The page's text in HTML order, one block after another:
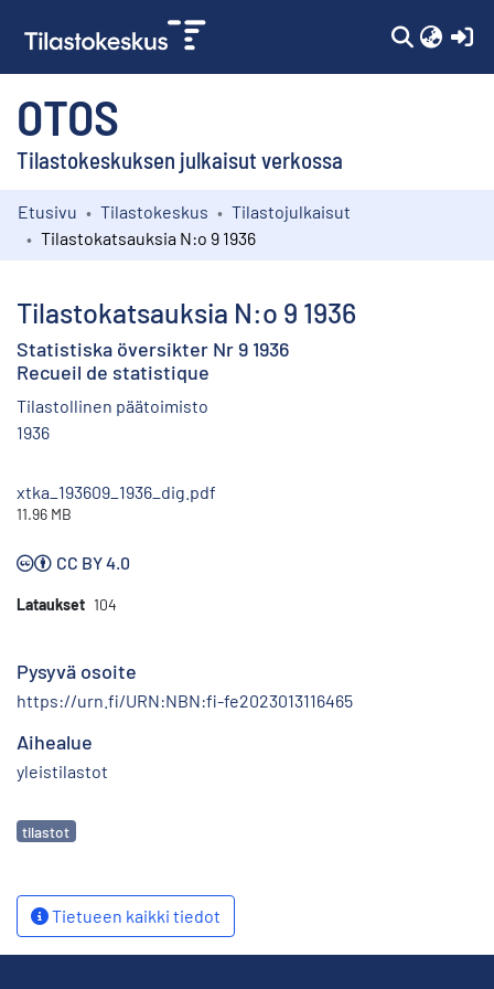
OTOS
Tilastokeskuksen julkaisut verkossa
Kokoelmat
Etusivu Tilastokeskus
Tilastojulkaisut
Tilastokatsauksia N:o 9 1936
Tilastokatsauksia N:o 9 1936
Statistiska översikter Nr 9 1936
Recueil de statistique
Tilastollinen päätoimisto
1936
xtka_193609_1936_dig.pdf
11.96 MB
CC BY 4.0
Lataukset 104
Pysyvä osoite
https://urn.fi/URN:NBN:fi-fe2023013116465
Aihealue
yleistilastot
Avainsanat
tilastot
Tietueen kaikki tiedot